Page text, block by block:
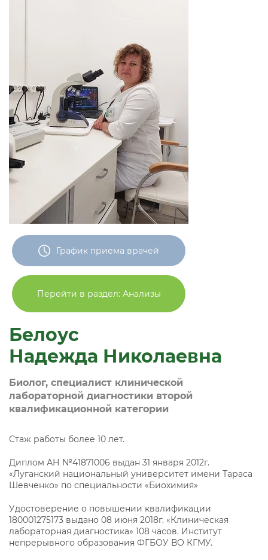
График приема врачей
Перейти в раздел: Анализы
Белоус
Надежда Николаевна
Биолог, специалист клинической
лабораторной диагностики второй
квалификационной категории
Стаж работы более 10 лет.
Диплом АН №41871006 выдан 31 января 2012г.
«Луганский национальный университет имени Тараса
Шевченко» по специальности «Биохимия»
Удостоверение о повышении квалификации
180001275173 выдано 08 июня 2018г. «Клиническая
лабораторная диагностика» 108 часов. Институт
непрерывного образования ФГБОУ ВО КГМУ.